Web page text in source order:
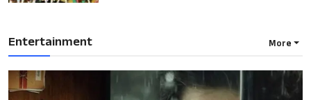
Entertainment More